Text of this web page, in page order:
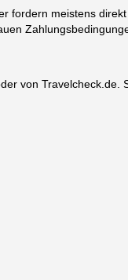
fordern meistens
von